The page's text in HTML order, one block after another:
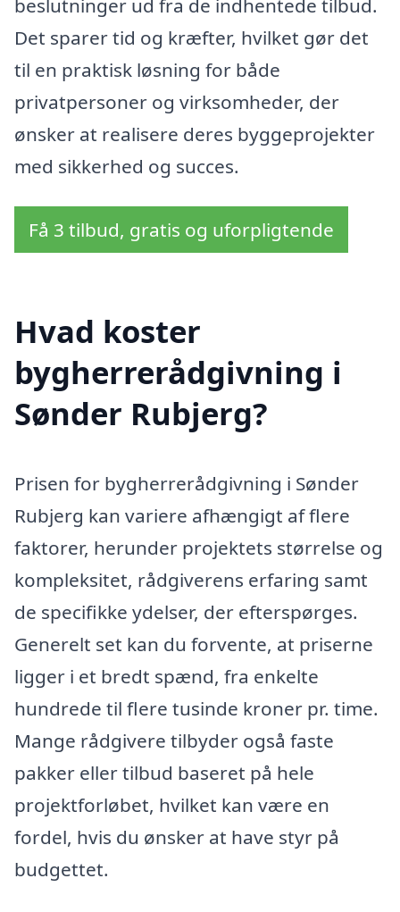
beslutninger ud fra de indhentede tilbud.
Det sparer tid og kræfter, hvilket gør det
til en praktisk løsning for både
privatpersoner og virksomheder, der
ønsker at realisere deres byggeprojekter
med sikkerhed og succes.
Få 3 tilbud, gratis og uforpligtende
Hvad koster
bygherrerådgivning i
Sønder Rubjerg?
Prisen for bygherrerådgivning i Sønder
Rubjerg kan variere afhængigt af flere
faktorer, herunder projektets størrelse og
kompleksitet, rådgiverens erfaring samt
de specifikke ydelser, der efterspørges.
Generelt set kan du forvente, at priserne
ligger i et bredt spænd, fra enkelte
hundrede til flere tusinde kroner pr. time.
Mange rådgivere tilbyder også faste
pakker eller tilbud baseret på hele
projektforløbet, hvilket kan være en
fordel, hvis du ønsker at have styr på
budgettet.